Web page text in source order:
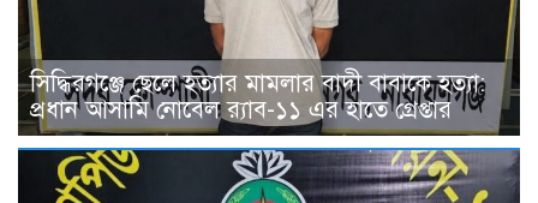
সিদ্ধিরগঞ্জে ছেলে হত্যার মামলার বাদী বাবাকে হত্যা:
প্রধান আসামি নোবেল র‍্যাব-১১ এর হাতে গ্রেপ্তার